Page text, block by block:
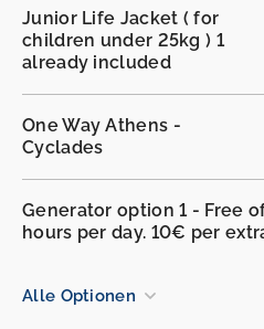
Junior Life Jacket ( for
children under 25kg ) 1
already included
One Way Athens -
Cyclades
Generator option 1 - Free
hours per day. 10€ per
Alle Optionen